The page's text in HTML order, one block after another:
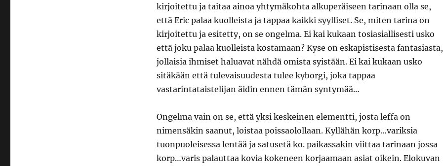
kirjoitettu ja taitaa ainoa yhtymäkohta alkuperäiseen tarinaan olla se,
että Eric palaa kuolleista ja tappaa kaikki syylliset. Se, miten tarina on
kirjoitettu ja esitetty, on se ongelma. Ei kai kukaan tosiasiallisesti usko
että joku palaa kuolleista kostamaan? Kyse on eskapistisesta fantasiasta,
jollaisia ihmiset haluavat nähdä omista syistään. Ei kai kukaan usko
sitäkään että tulevaisuudesta tulee kyborgi, joka tappaa
vastarintataistelijan äidin ennen tämän syntymää…
Ongelma vain on se, että yksi keskeinen elementti, josta leffa on
nimensäkin saanut, loistaa poissaolollaan. Kyllähän korp…variksia
tuonpuoleisessa lentää ja satusetä ko. paikassakin viittaa tarinaan jossa
korp…varis palauttaa kovia kokeneen korjaamaan asiat oikein. Elokuvan